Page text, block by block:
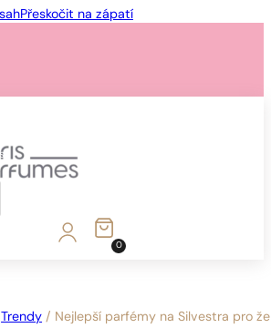
Přeskočit na zápatí
0
Trendy / Nejlepší parfémy na Silvestra pro